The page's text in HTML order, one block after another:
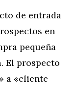
de entrada
en
pequeña
El prospecto
a «cliente